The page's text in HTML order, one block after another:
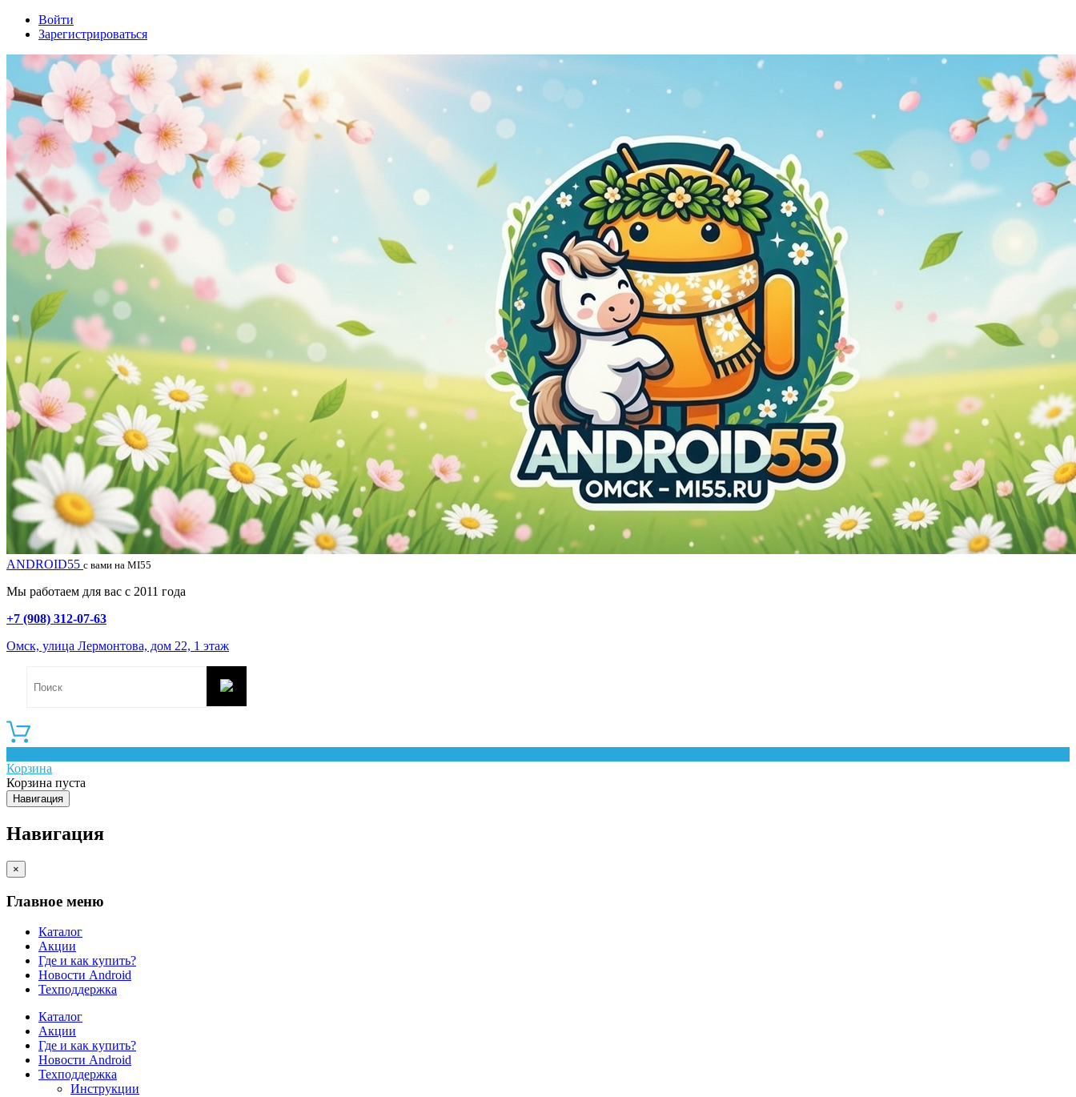
Войти
Зарегистрироваться
ANDROID55 с вами на MI55
Мы работаем для вас с 2011 года
+7 (908) 312-07-63
Омск, улица Лермонтова, дом 22, 1 этаж
Корзина
Корзина пуста
Навигация
Навигация
×
Главное меню
Каталог
Акции
Где и как купить?
Новости Android
Техподдержка
Каталог
Акции
Где и как купить?
Новости Android
Техподдержка
Инструкции